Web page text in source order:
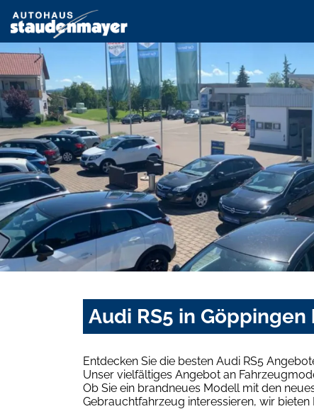
Audi RS5 in
Entdecken Sie die besten Audi RS5
Unser vielfältiges Angebot an
Ob Sie ein brandneues Modell mit den
Gebrauchtfahrzeug interessieren, wir bieten